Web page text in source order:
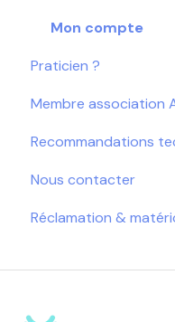
Vous êtes un affilié
Mon compte
Mes exercices
Mon contenu
Mon compte
Praticien ?
Télésoin
Comprendre le
Catalogue
Programmes
Membre association
Recommandations
Nous contacter
Réclamation &